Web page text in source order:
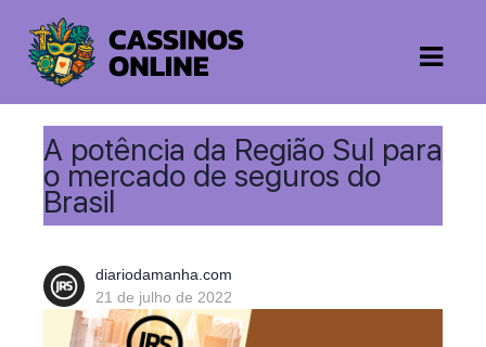
A potência da Região Sul para
o mercado de seguros do
Brasil
diariodamanha.com
21 de julho de 2022